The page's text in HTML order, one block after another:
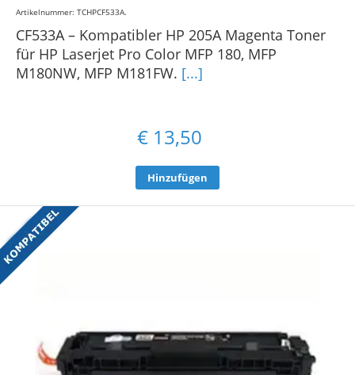
Artikelnummer: TCHPCF533A.
CF533A – Kompatibler HP 205A Magenta Toner
für HP Laserjet Pro Color MFP 180, MFP
M180NW, MFP M181FW. [...]
€ 13,50
Hinzufügen